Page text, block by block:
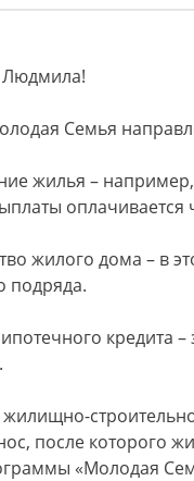
Людмила!
Семья
жилья – например,
оплачивается
жилого дома – в
подряда.
кредита –
после которого
«Молодая